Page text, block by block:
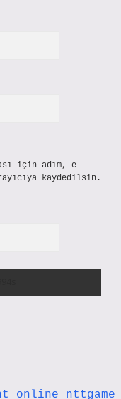
için adım, e-
kaydedilsin.
online nttgame